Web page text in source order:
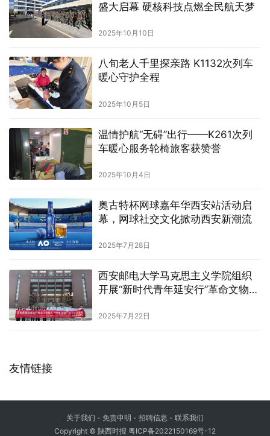
盛大启幕 硬核科技点燃全民航天梦
2025年10月10日
八旬老人千里探亲路 K1132次列车
暖心守护全程
2025年10月5日
温情护航“无碍”出行——K261次列
车暖心服务轮椅旅客获赞誉
2025年10月4日
奥古特杯网球嘉年华西安站活动启
幕，网球社交文化掀动西安新潮流
2025年7月28日
西安邮电大学马克思主义学院组织
开展“新时代青年延安行”革命文物融
2025年7月22日
友情链接
关于我们 - 免责申明 - 招聘信息 - 联系我们
Copyright © 陕西时报 粤ICP备2022150169号-12